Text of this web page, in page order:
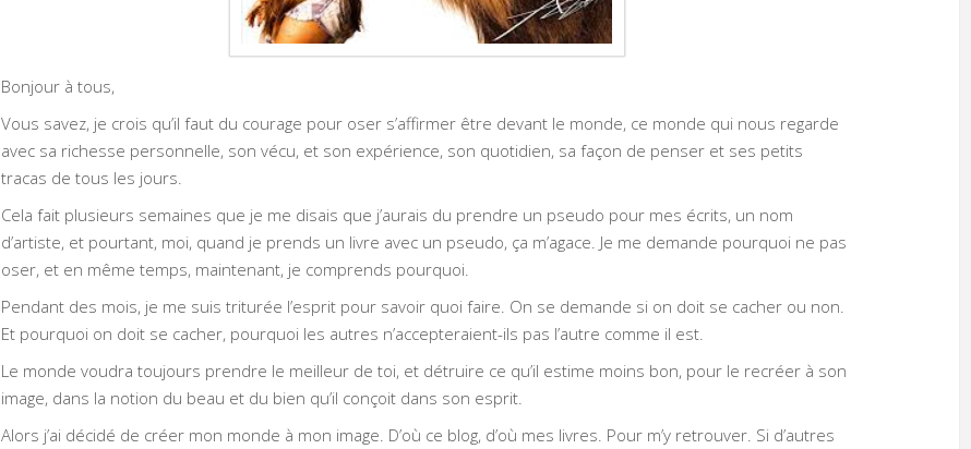
Bonjour à tous,
Vous savez, je crois qu’il faut du courage pour oser s’affirmer être devant le monde, ce monde qui nous regarde
avec sa richesse personnelle, son vécu, et son expérience, son quotidien, sa façon de penser et ses petits
tracas de tous les jours.
Cela fait plusieurs semaines que je me disais que j’aurais du prendre un pseudo pour mes écrits, un nom
d’artiste, et pourtant, moi, quand je prends un livre avec un pseudo, ça m’agace. Je me demande pourquoi ne pas
oser, et en même temps, maintenant, je comprends pourquoi.
Pendant des mois, je me suis triturée l’esprit pour savoir quoi faire. On se demande si on doit se cacher ou non.
Et pourquoi on doit se cacher, pourquoi les autres n’accepteraient-ils pas l’autre comme il est.
Le monde voudra toujours prendre le meilleur de toi, et détruire ce qu’il estime moins bon, pour le recréer à son
image, dans la notion du beau et du bien qu’il conçoit dans son esprit.
Alors j’ai décidé de créer mon monde à mon image. D’où ce blog, d’où mes livres. Pour m’y retrouver. Si d’autres